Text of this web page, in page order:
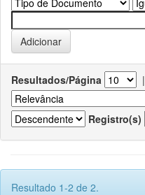
Resultados/Página |
Registro(s)
Resultado 1-2 de 2.